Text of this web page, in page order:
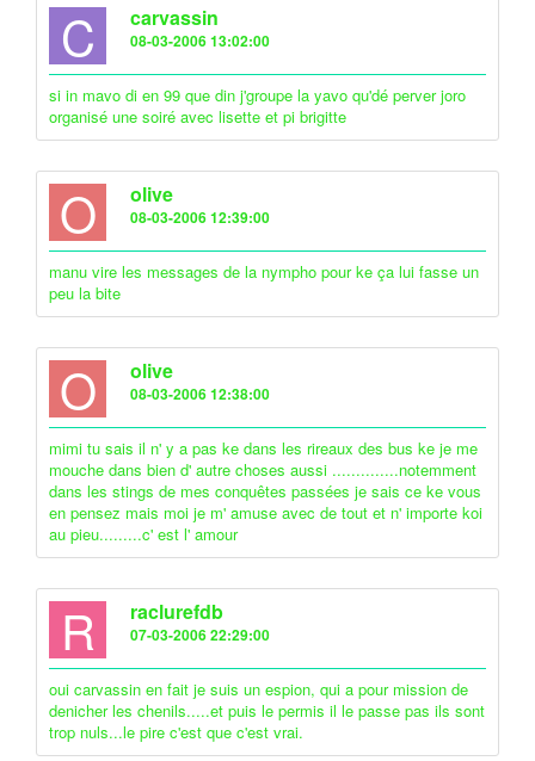
C carvassin
08-03-2006 13:02:00
si in mavo di en 99 que din j'groupe la yavo qu'dé perver joro
organisé une soiré avec lisette et pi brigitte
O olive
08-03-2006 12:39:00
manu vire les messages de la nympho pour ke ça lui fasse un
peu la bite
O olive
08-03-2006 12:38:00
mimi tu sais il n' y a pas ke dans les rireaux des bus ke je me
mouche dans bien d' autre choses aussi ..............notemment
dans les stings de mes conquêtes passées je sais ce ke vous
en pensez mais moi je m' amuse avec de tout et n' importe koi
au pieu.........c' est l' amour
R raclurefdb
07-03-2006 22:29:00
oui carvassin en fait je suis un espion, qui a pour mission de
denicher les chenils.....et puis le permis il le passe pas ils sont
trop nuls...le pire c'est que c'est vrai.